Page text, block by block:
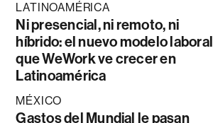
LATINOAMÉRICA
Ni presencial, ni remoto, ni
híbrido: el nuevo modelo laboral
que WeWork ve crecer en
Latinoamérica
MÉXICO
Gastos del Mundial le pasan